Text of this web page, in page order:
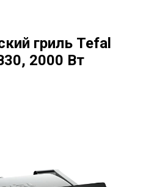
гриль Tefal
2000 Вт